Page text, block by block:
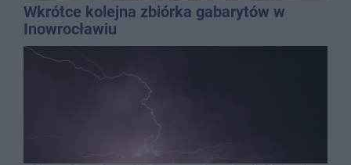
Wkrótce kolejna zbiórka gabarytów w
Inowrocławiu